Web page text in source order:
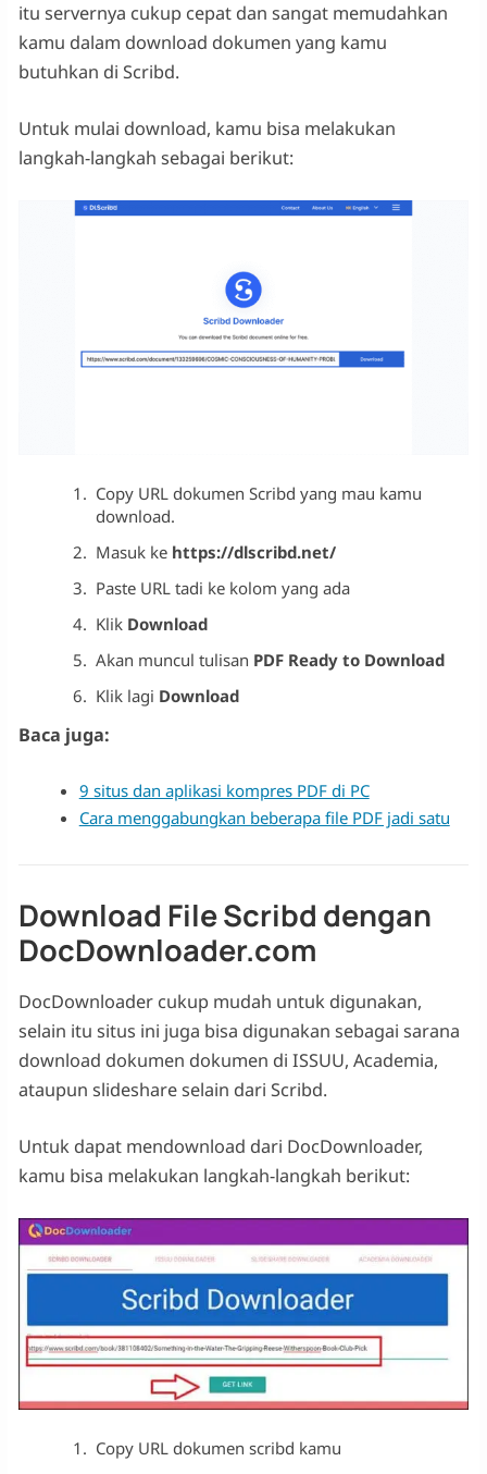
itu servernya cukup cepat dan sangat memudahkan
kamu dalam download dokumen yang kamu
butuhkan di Scribd.
Untuk mulai download, kamu bisa melakukan
langkah-langkah sebagai berikut:
Copy URL dokumen Scribd yang mau kamu
download.
Masuk ke https://dlscribd.net/
Paste URL tadi ke kolom yang ada
Klik Download
Akan muncul tulisan PDF Ready to Download
Klik lagi Download
Baca juga:
9 situs dan aplikasi kompres PDF di PC
Cara menggabungkan beberapa file PDF jadi satu
Download File Scribd dengan
DocDownloader.com
DocDownloader cukup mudah untuk digunakan,
selain itu situs ini juga bisa digunakan sebagai sarana
download dokumen dokumen di ISSUU, Academia,
ataupun slideshare selain dari Scribd.
Untuk dapat mendownload dari DocDownloader,
kamu bisa melakukan langkah-langkah berikut:
Copy URL dokumen scribd kamu